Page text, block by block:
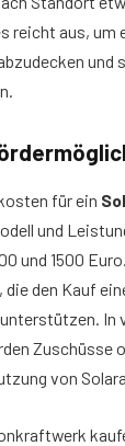
reicht aus, um
und
für ein
und
und 1500
den Kauf
In
Zuschüsse
von